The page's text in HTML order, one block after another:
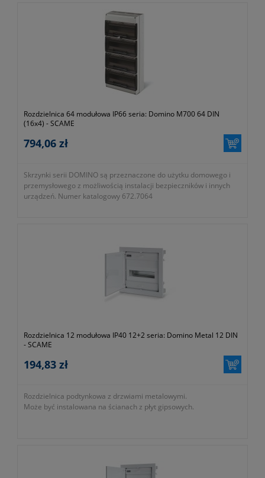
Rozdzielnica 64 modułowa IP66 seria: Domino M700 64 DIN
(16x4) - SCAME
794,06 zł
Skrzynki serii DOMINO są przeznaczone do użytku domowego i
przemysłowego z możliwością instalacji bezpieczników i innych
urządzeń. Numer katalogowy 672.7064
Rozdzielnica 12 modułowa IP40 12+2 seria: Domino Metal 12 DIN
- SCAME
194,83 zł
Rozdzielnica podtynkowa z drzwiami metalowymi.
Może być instalowana na ścianach z płyt gipsowych.